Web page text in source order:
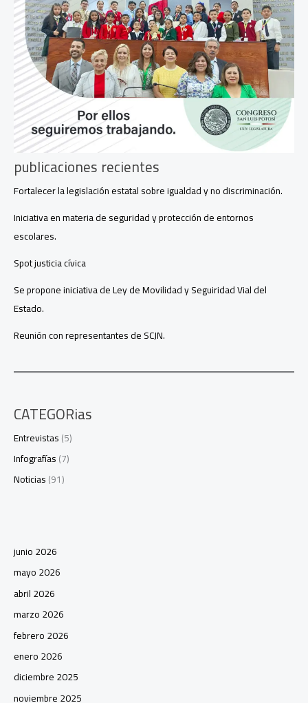
publicaciones recientes
Fortalecer la legislación estatal sobre igualdad y no discriminación.
Iniciativa en materia de seguridad y protección de entornos
escolares.
Spot justicia cívica
Se propone iniciativa de Ley de Movilidad y Seguiridad Vial del
Estado.
Reunión con representantes de SCJN.
CATEGORias
Entrevistas(5)
Infografías(7)
Noticias(91)
junio 2026
mayo 2026
abril 2026
marzo 2026
febrero 2026
enero 2026
diciembre 2025
noviembre 2025